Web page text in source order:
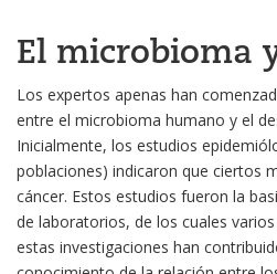
El microbioma
Los expertos apenas han
entre el microbioma humano y el
Inicialmente, los estudios
poblaciones) indicaron que ciertos
cáncer. Estos estudios fueron la
de laboratorios, de los cuales
estas investigaciones han